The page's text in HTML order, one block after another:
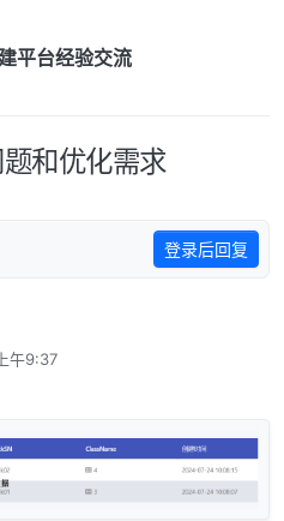
平台经验交流
和优化需求
登录后回复
午9:37